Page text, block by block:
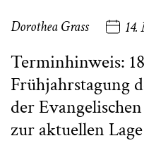
Dorothea Grass
Terminhinweis:
Frühjahrstagung
der
zur aktuellen